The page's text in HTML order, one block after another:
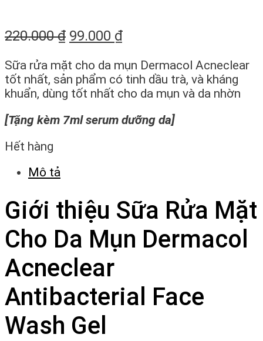
220.000₫ 99.000 ₫
Sữa rửa mặt cho da mụn Dermacol Acneclear
tốt nhất, sản phẩm có tinh dầu trà, và kháng
khuẩn, dùng tốt nhất cho da mụn và da nhờn
[Tặng kèm 7ml serum dưỡng da]
Hết hàng
Mô tả
Giới thiệu Sữa Rửa Mặt
Cho Da Mụn Dermacol
Acneclear
Antibacterial Face
Wash Gel